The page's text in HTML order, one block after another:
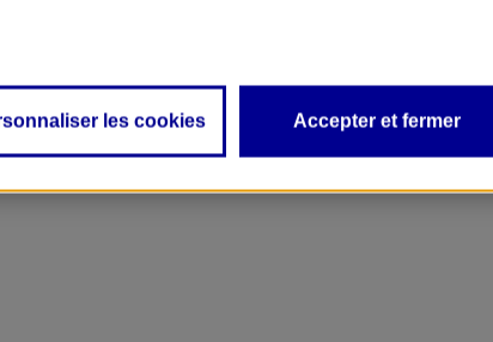
les cookies Accepter et fermer